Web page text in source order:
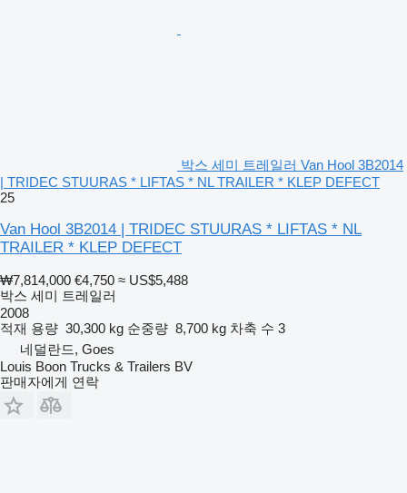
박스 세미 트레일러 Van Hool 3B2014
| TRIDEC STUURAS * LIFTAS * NL TRAILER * KLEP DEFECT
25
Van Hool 3B2014 | TRIDEC STUURAS * LIFTAS * NL
TRAILER * KLEP DEFECT
₩7,814,000 €4,750 ≈ US$5,488
박스 세미 트레일러
2008
적재 용량 30,300 kg 순중량 8,700 kg 차축 수 3
네덜란드, Goes
Louis Boon Trucks & Trailers BV
판매자에게 연락